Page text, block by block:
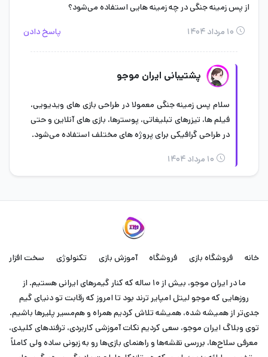
از پس زمینه جنگی در چه زمینه هایی استفاده می‌شود؟
۱۰ مرداد ۱۴۰۴ پاسخ دادن
پشتیبانی ایران موجو
سلام پس زمینه جنگی معمولا در طراحی بازی های ویدیویی،
فیلم ها، تیزرهای تبلیغاتی، پوسترها، بازی های آنلاین و حتی
در طراحی گرافیکی برای پروژه های مختلف استفاده می‌شود.
۱۰ مرداد ۱۴۰۴
خانه فروشگاه بازی فروشگاه آموزش بازی تکنولوژی سخت افزار
ما در ایران موجو، بیش از ۱۰ ساله که کنار گیمرهای ایرانی هستیم. از
روزهایی که موجو لیتل امپایر ترند بود تا امروز که رقابت تو دنیای گیم
جدی‌تر از همیشه شده، همیشه تلاش کردیم همراه و هم‌مسیر پلیرها باشیم.
توی وبلاگ ایران موجو، سعی کردیم نکات آموزشی کاربردی، ترفندهای کلیدی،
معرفی سلاح‌ها، بررسی نقشه‌ها و راهنمای بازی‌ها رو به زبونی ساده ولی کاملاً